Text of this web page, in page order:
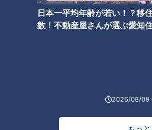
日本一平均年齢が若い！？移
数！不動産屋さんが選ぶ愛知
2026/08/09
もっ